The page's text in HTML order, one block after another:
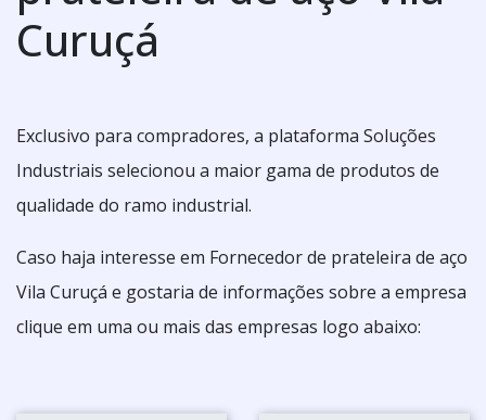
Curuçá
Exclusivo para compradores, a plataforma Soluções
Industriais selecionou a maior gama de produtos de
qualidade do ramo industrial.
Caso haja interesse em Fornecedor de prateleira de aço
Vila Curuçá e gostaria de informações sobre a empresa
clique em uma ou mais das empresas logo abaixo: